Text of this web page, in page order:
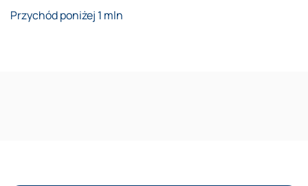
Przychód poniżej 1 mln